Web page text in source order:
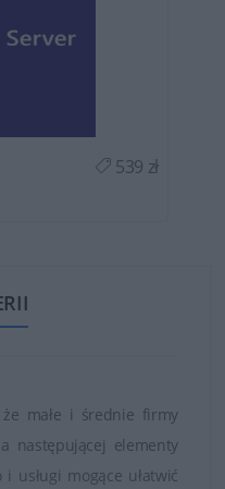
539 zł
małe i średnie firmy
następującej elementy
usługi mogące ułatwić